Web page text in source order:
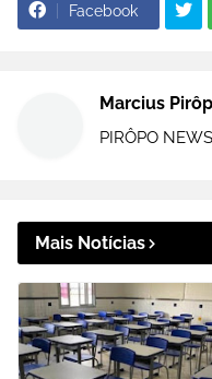
Facebook
Marcius
PIRÔPO
Mais Notícias